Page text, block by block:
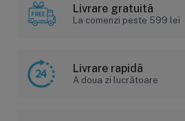
Livrare gratuită
La comenzi peste 599 lei
Livrare rapidă
A doua zi lucrătoare